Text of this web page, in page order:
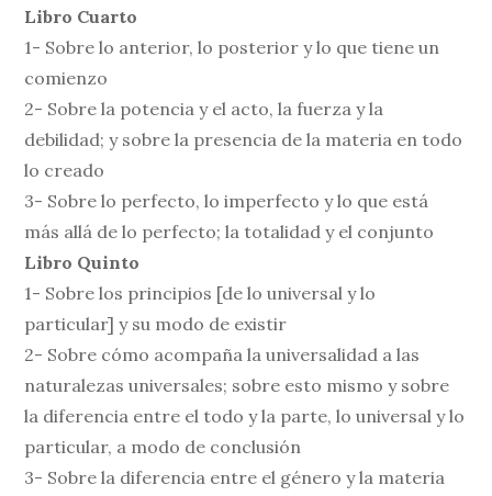
Libro Cuarto
1- Sobre lo anterior, lo posterior y lo que tiene un
comienzo
2- Sobre la potencia y el acto, la fuerza y la
debilidad; y sobre la presencia de la materia en todo
lo creado
3- Sobre lo perfecto, lo imperfecto y lo que está
más allá de lo perfecto; la totalidad y el conjunto
Libro Quinto
1- Sobre los principios [de lo universal y lo
particular] y su modo de existir
2- Sobre cómo acompaña la universalidad a las
naturalezas universales; sobre esto mismo y sobre
la diferencia entre el todo y la parte, lo universal y lo
particular, a modo de conclusión
3- Sobre la diferencia entre el género y la materia